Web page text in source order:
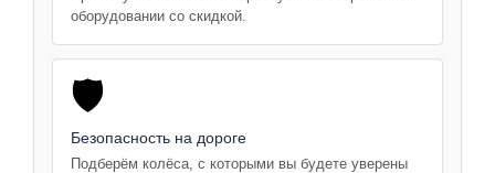
оборудовании со скидкой.
🛡️
Безопасность на дороге
Подберём колёса, с которыми вы будете уверены